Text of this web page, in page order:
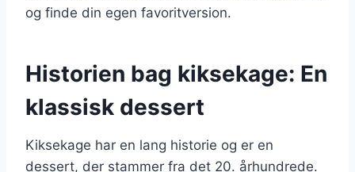
og finde din egen favoritversion.
Historien bag kiksekage: En
klassisk dessert
Kiksekage har en lang historie og er en
dessert, der stammer fra det 20. århundrede.